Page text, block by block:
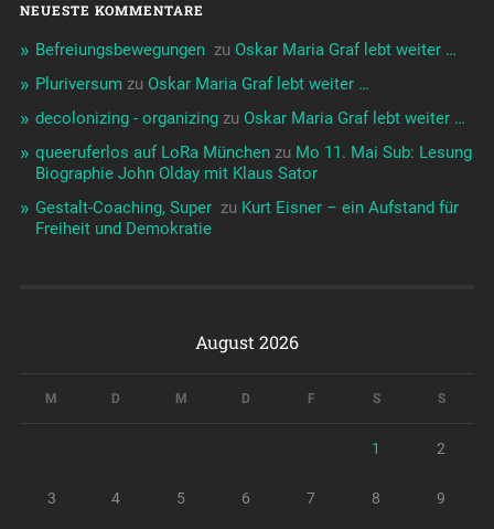
NEUESTE KOMMENTARE
Befreiungsbewegungen ️‍ zu Oskar Maria Graf lebt weiter …
Pluriversum zu Oskar Maria Graf lebt weiter …
decolonizing - organizingzu Oskar Maria Graf lebt weiter …
queeruferlos auf LoRa Münchenzu Mo 11. Mai Sub: Lesung
Biographie John Olday mit Klaus Sator
Gestalt-Coaching, Super ️‍ zu Kurt Eisner – ein Aufstand für
Freiheit und Demokratie
August 2026
M D M D F S S
1 2
3 4 5 6 7 8 9